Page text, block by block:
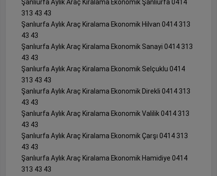
Şanlıurfa Aylık Araç Kiralama Ekonomik Şanlıurfa 0414
313 43 43
Şanlıurfa Aylık Araç Kiralama Ekonomik Hilvan 0414 313
43 43
Şanlıurfa Aylık Araç Kiralama Ekonomik Sanayi 0414 313
43 43
Şanlıurfa Aylık Araç Kiralama Ekonomik Selçuklu 0414
313 43 43
Şanlıurfa Aylık Araç Kiralama Ekonomik Direkli 0414 313
43 43
Şanlıurfa Aylık Araç Kiralama Ekonomik Valilik 0414 313
43 43
Şanlıurfa Aylık Araç Kiralama Ekonomik Çarşı 0414 313
43 43
Şanlıurfa Aylık Araç Kiralama Ekonomik Hamidiye 0414
313 43 43